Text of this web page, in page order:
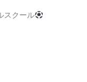
スクール